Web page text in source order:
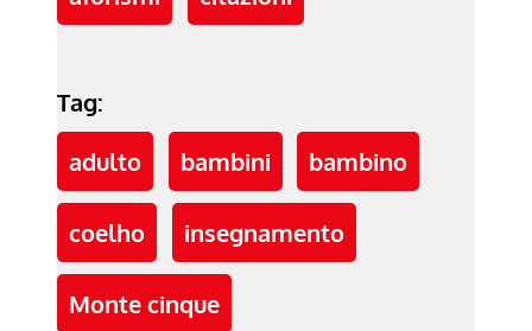
Tag:
adulto
bambini bambino
coelho insegnamento
Monte cinque